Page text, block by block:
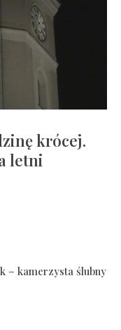
krócej.
letni
– kamerzysta ślubny